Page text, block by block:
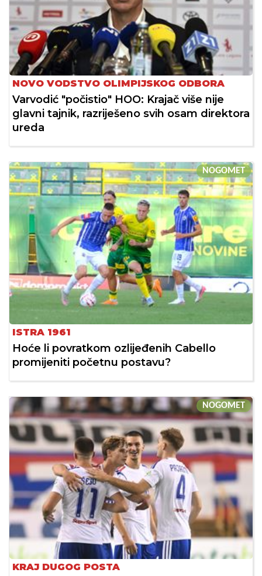
NOVO VODSTVO OLIMPIJSKOG ODBORA
Varvodić "počistio" HOO: Krajač više nije
glavni tajnik, razriješeno svih osam direktora
ureda
NOGOMET
ISTRA 1961
Hoće li povratkom ozlijeđenih Cabello
promijeniti početnu postavu?
NOGOMET
KRAJ DUGOG POSTA